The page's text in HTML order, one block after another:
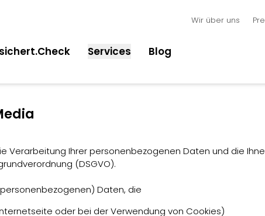
Wir über uns
Services Blog
Verarbeitung Ihrer personenbezogenen Daten und die
(DSGVO).
Daten, die
oder bei der Verwendung von Cookies)